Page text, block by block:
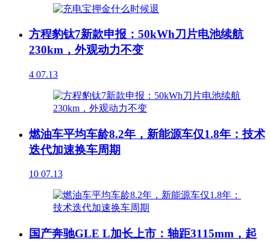
方程豹钛7新款申报：50kWh刀片电池续航
230km，外观动力不变
4 07.13
燃油车平均车龄8.2年，新能源车仅1.8年：技术
迭代加速换车周期
10 07.13
国产奔驰GLE L加长上市：轴距3115mm，起